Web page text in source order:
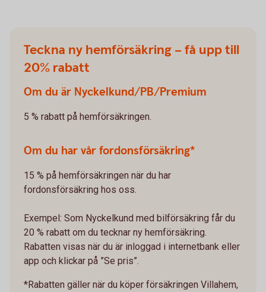
Teckna ny hemförsäkring – få upp till
20% rabatt
Om du är Nyckelkund/PB/Premium
5 % rabatt på hemförsäkringen.
Om du har vår fordonsförsäkring*
15 % på hemförsäkringen när du har
fordonsförsäkring hos oss.
Exempel: Som Nyckelkund med bilförsäkring får du
20 % rabatt om du tecknar ny hemförsäkring.
Rabatten visas när du är inloggad i internetbank eller
app och klickar på ”Se pris”.
*Rabatten gäller när du köper försäkringen Villahem,